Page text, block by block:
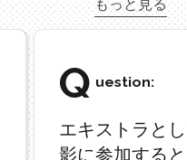
もっと見る
Q uestion:
エキストラと
影に参加する